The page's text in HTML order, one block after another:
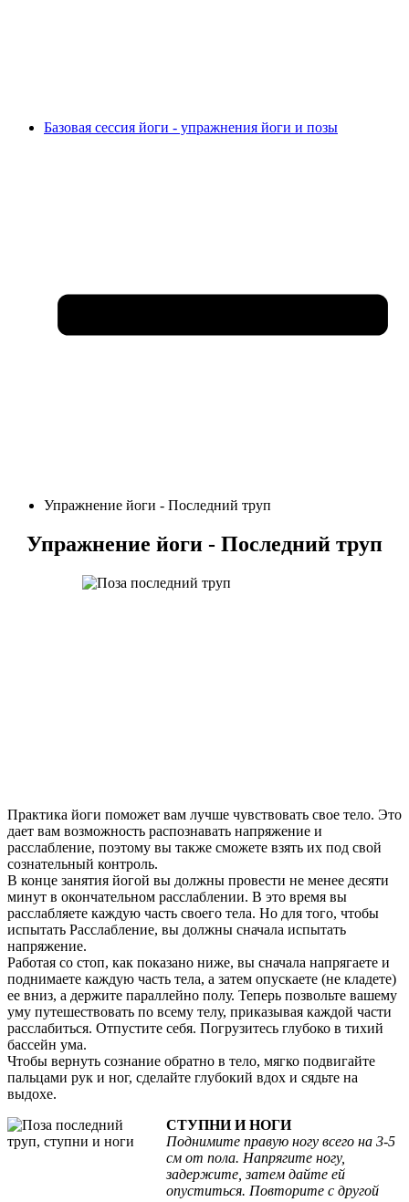
Базовая сессия йоги - упражнения йоги и позы
Упражнение йоги - Последний труп
Упражнение йоги - Последний труп
Практика йоги поможет вам лучше чувствовать свое тело. Это
дает вам возможность распознавать напряжение и
расслабление, поэтому вы также сможете взять их под свой
сознательный контроль.
В конце занятия йогой вы должны провести не менее десяти
минут в окончательном расслаблении. В это время вы
расслабляете каждую часть своего тела. Но для того, чтобы
испытать Расслабление, вы должны сначала испытать
напряжение.
Работая со стоп, как показано ниже, вы сначала напрягаете и
поднимаете каждую часть тела, а затем опускаете (не кладете)
ее вниз, а держите параллейно полу. Теперь позвольте вашему
уму путешествовать по всему телу, приказывая каждой части
расслабиться. Отпустите себя. Погрузитесь глубоко в тихий
бассейн ума.
Чтобы вернуть сознание обратно в тело, мягко подвигайте
пальцами рук и ног, сделайте глубокий вдох и сядьте на
выдохе.
СТУПНИ И НОГИ
Поднимите правую ногу всего на 3-5
см от пола. Напрягите ногу,
задержите, затем дайте ей
опуститься. Повторите с другой